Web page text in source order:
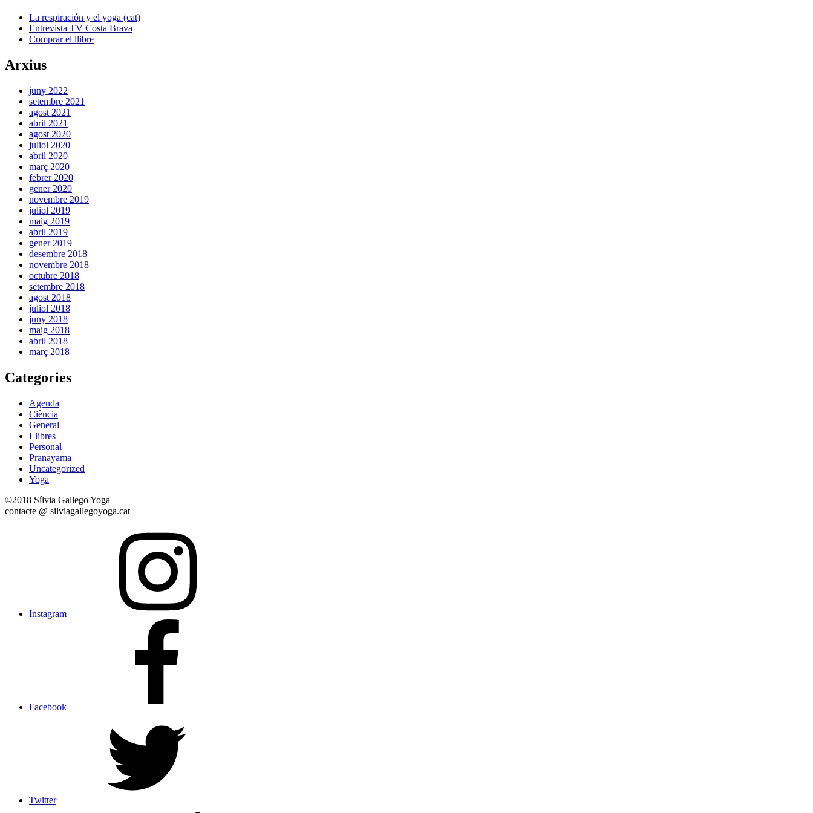
La respiración y el yoga (cat)
Entrevista TV Costa Brava
Comprar el llibre
Arxius
juny 2022
setembre 2021
agost 2021
abril 2021
agost 2020
juliol 2020
abril 2020
març 2020
febrer 2020
gener 2020
novembre 2019
juliol 2019
maig 2019
abril 2019
gener 2019
desembre 2018
novembre 2018
octubre 2018
setembre 2018
agost 2018
juliol 2018
juny 2018
maig 2018
abril 2018
març 2018
Categories
Agenda
Ciència
General
Llibres
Personal
Pranayama
Uncategorized
Yoga
©2018 Sílvia Gallego Yoga
contacte @ silviagallegoyoga.cat
Instagram
Facebook
Twitter